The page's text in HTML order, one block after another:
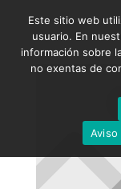
Este sitio web
usuario. En
información sobre
no exentas de
Aviso